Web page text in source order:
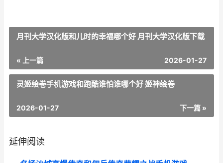
月刊大学汉化版和儿时的幸福哪个好 月刊大学汉化版下载
« 上一篇 2026-01-27
灵姬绘卷手机游戏和跑酷谁怕谁哪个好 姬神绘卷
下一篇 »
2026-01-27
延伸阅读